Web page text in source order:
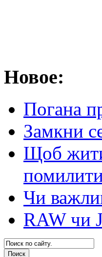
Новое:
Погана
Замкни
Щоб
Чи
RAW чи